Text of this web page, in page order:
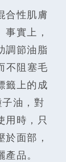
合性肌膚
實上，
調節油脂
不阻塞毛
籤上的成
油，對
用時，只
面部，
品。